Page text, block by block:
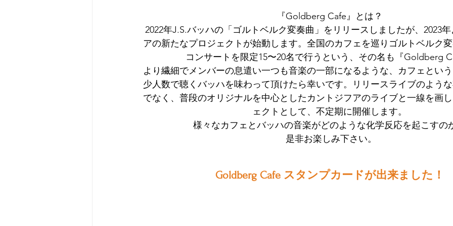
『Goldberg Cafe』とは？
2022年J.S.バッハの「ゴルトベルク変奏曲」をリリースしましたが、2023
アの新たなプロジェクトが始動します。全国のカフェを巡りゴルトベルク
コンサートを限定15〜20名で行うという、その名も『Goldberg
より繊細でメンバーの息遣い一つも音楽の一部になるような、カフェとい
少人数で聴くバッハを味わって頂けたら幸いです。リリースライブのよう
でなく、普段のオリジナルを中心としたカントジフアのライブと一線を画
ェクトとして、不定期に開催します。
様々なカフェとバッハの音楽がどのような化学反応を起こすの
是非お楽しみ下さい。
Goldberg Cafe スタンプカードが出来ました！